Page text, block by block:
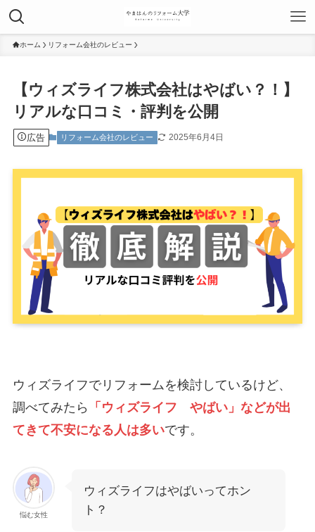
ホーム リフォーム会社のレビュー
【ウィズライフ株式会社はやばい？！】
リアルな口コミ・評判を公開
広告 リフォーム会社のレビュー 2025年6月4日
ウィズライフでリフォームを検討しているけど、
調べてみたら
「ウィズライフ やばい」などが出
てきて不安になる人は多いです。
悩む女性
ウィズライフはやばいってホン
ト？